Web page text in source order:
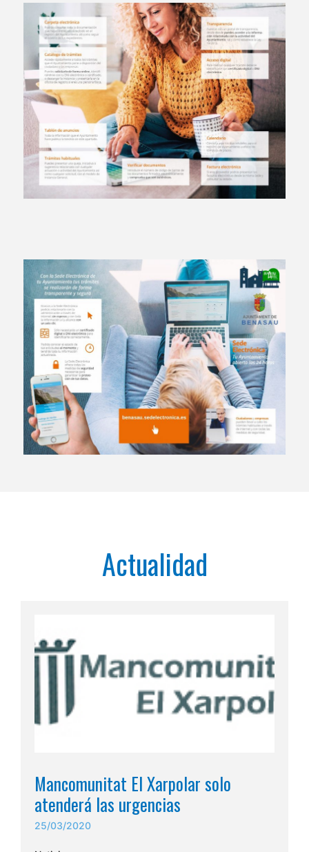
Actualidad
Mancomunitat El Xarpolar solo
atenderá las urgencias
25/03/2020